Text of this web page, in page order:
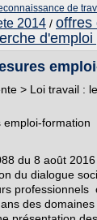
de
2014 / offres
> Loi travail :
emploi-formation
du 8 août
du dialogue
professionnels
des